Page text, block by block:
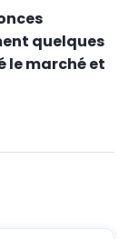
quelques
le marché et